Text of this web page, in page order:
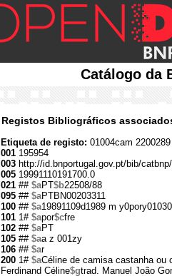
Catálogo da
Registos Bibliográficos
Etiqueta de registo: 01004cam
001 195954
003 http://id.bnportugal.gov.pt/bib/
005 19991110191700.0
021 ## $aPT$b22508/88
095 ## $aPTBN00203311
100 ## $a19891109d1989 m
101 1# $apor$cfre
102 ## $aPT
105 ## $aa z 001zy
106 ## $ar
200 1# $aCéline de camisa castanha ou
Ferdinand Céline$gtrad. Manuel João